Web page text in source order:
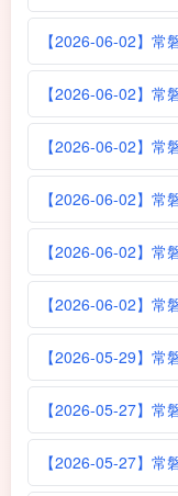
【2026-06-02】常
【2026-06-02】常
【2026-06-02】常
【2026-06-02】常
【2026-06-02】常
【2026-06-02】常
【2026-05-29】常
【2026-05-27】常
【2026-05-27】常